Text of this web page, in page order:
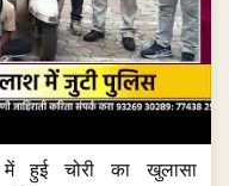
हुई चोरी का खुलासा